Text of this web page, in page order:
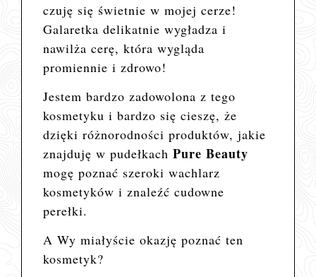
czuję się świetnie w mojej cerze!
Galaretka delikatnie wygładza i
nawilża cerę, która wygląda
promiennie i zdrowo!
Jestem bardzo zadowolona z tego
kosmetyku i bardzo się cieszę, że
dzięki różnorodności produktów, jakie
znajduję w pudełkachPure Beauty
mogę poznać szeroki wachlarz
kosmetyków i znaleźć cudowne
perełki.
A Wy miałyście okazję poznać ten
kosmetyk?